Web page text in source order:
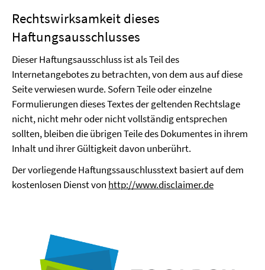
Rechtswirksamkeit dieses
Haftungsausschlusses
Dieser Haftungsausschluss ist als Teil des
Internetangebotes zu betrachten, von dem aus auf diese
Seite verwiesen wurde. Sofern Teile oder einzelne
Formulierungen dieses Textes der geltenden Rechtslage
nicht, nicht mehr oder nicht vollständig entsprechen
sollten, bleiben die übrigen Teile des Dokumentes in ihrem
Inhalt und ihrer Gültigkeit davon unberührt.
Der vorliegende Haftungssauschlusstext basiert auf dem
kostenlosen Dienst von http://www.disclaimer.de